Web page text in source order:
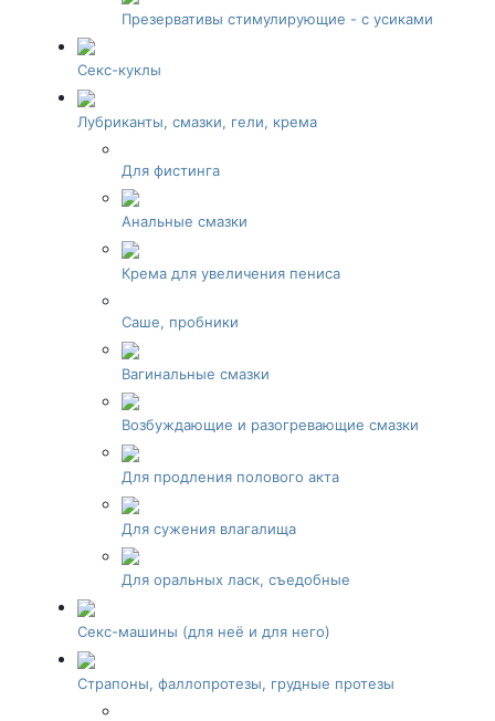
Презервативы стимулирующие - с усиками
Секс-куклы
Лубриканты, смазки, гели, крема
Для фистинга
Анальные смазки
Крема для увеличения пениса
Саше, пробники
Вагинальные смазки
Возбуждающие и разогревающие смазки
Для продления полового акта
Для сужения влагалища
Для оральных ласк, съедобные
Секс-машины (для неё и для него)
Страпоны, фаллопротезы, грудные протезы